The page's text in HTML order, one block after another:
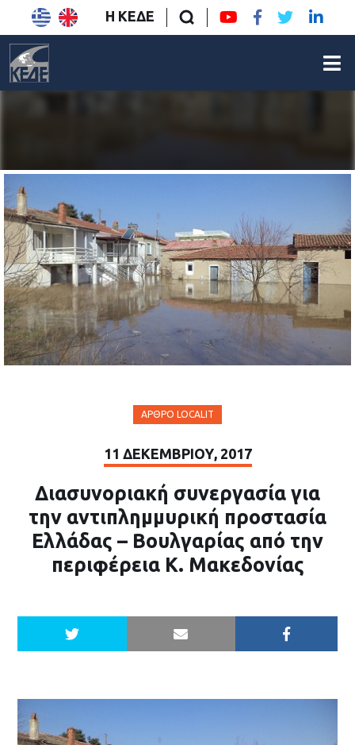
Η ΚΕΔΕ
ΆΡΘΡΟ LOCALIT
11 ΔΕΚΕΜΒΡΊΟΥ, 2017
Διασυνοριακή συνεργασία για
την αντιπλημμυρική προστασία
Ελλάδας – Βουλγαρίας από την
περιφέρεια Κ. Μακεδονίας